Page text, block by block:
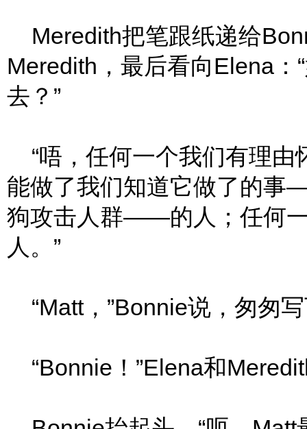
Meredith把笔跟纸递给
Meredith，最后看向Elena：
去？”
“唔，任何一个我们有理由
能做了我们知道它做了的
狗攻击人群——的人；任何
人。”
“Matt，”Bonnie说，匆匆
“Bonnie！”Elena和